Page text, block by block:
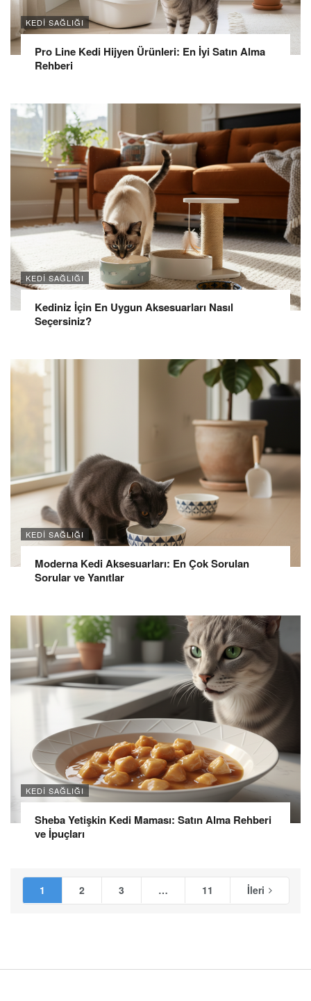
KEDI SAĞLIĞI
Pro Line Kedi Hijyen Ürünleri: En İyi Satın Alma
Rehberi
KEDI SAĞLIĞI
Kediniz İçin En Uygun Aksesuarları Nasıl
Seçersiniz?
KEDI SAĞLIĞI
Moderna Kedi Aksesuarları: En Çok Sorulan
Sorular ve Yanıtlar
KEDI SAĞLIĞI
Sheba Yetişkin Kedi Maması: Satın Alma Rehberi
ve İpuçları
1 2 3 … 11 İleri